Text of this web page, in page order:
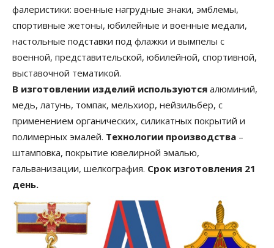
фалеристики: военные нагрудные знаки, эмблемы,
спортивные жетоны, юбилейные и военные медали,
настольные подставки под флажки и вымпелы с
военной, представительской, юбилейной, спортивной,
выставочной тематикой.
В изготовлении изделий используются алюминий,
медь, латунь, томпак, мельхиор, нейзильбер, с
применением органических, силикатных покрытий и
полимерных эмалей. Технологии производства –
штамповка, покрытие ювелирной эмалью,
гальванизации, шелкография. Срок изготовления 21
день.